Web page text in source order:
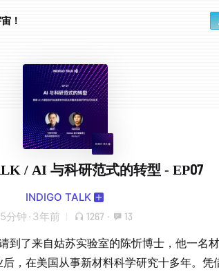
！
/ AI 与科研范式的转型 - EP07
INDIGO TALK
分钟 · 3年前 1267 · 13
到了来自姑苏实验室的陈忻博士，他一名
，在美国从事新材料科学研究十多年。凭